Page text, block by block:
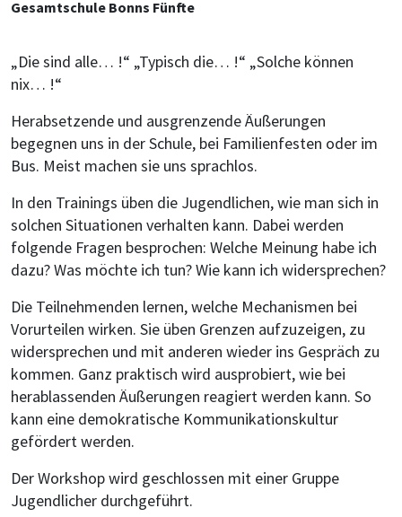
Gesamtschule Bonns Fünfte
„Die sind alle… !“ „Typisch die… !“ „Solche können
nix… !“
Herabsetzende und ausgrenzende Äußerungen
begegnen uns in der Schule, bei Familienfesten oder im
Bus. Meist machen sie uns sprachlos.
In den Trainings üben die Jugendlichen, wie man sich in
solchen Situationen verhalten kann. Dabei werden
folgende Fragen besprochen: Welche Meinung habe ich
dazu? Was möchte ich tun? Wie kann ich widersprechen?
Die Teilnehmenden lernen, welche Mechanismen bei
Vorurteilen wirken. Sie üben Grenzen aufzuzeigen, zu
widersprechen und mit anderen wieder ins Gespräch zu
kommen. Ganz praktisch wird ausprobiert, wie bei
herablassenden Äußerungen reagiert werden kann. So
kann eine demokratische Kommunikationskultur
gefördert werden.
Der Workshop wird geschlossen mit einer Gruppe
Jugendlicher durchgeführt.